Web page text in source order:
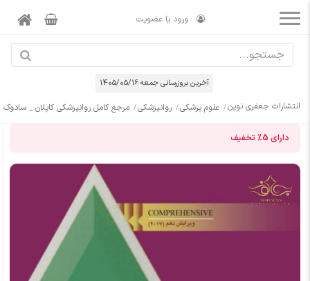
ورود یا عضویت
آخرین بروزرسانی جمعه 1405/05/16
انتشارات جعفری نوین علوم پزشکی روانپزشکی مرجع کامل روانپزشکی کاپلان _
دارای 5% تخفیف